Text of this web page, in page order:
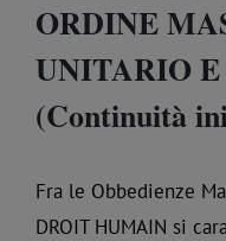
ORDINE
UNITARIO
(Continuità
Fra le Obbedienze
DROIT HUMAIN si